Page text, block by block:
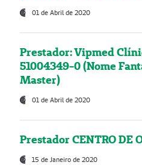
01 de Abril de 2020
Prestador: Vipmed
51004349-0 (Nome
Master)
01 de Abril de 2020
Prestador CENTRO DE
15 de Janeiro de 2020